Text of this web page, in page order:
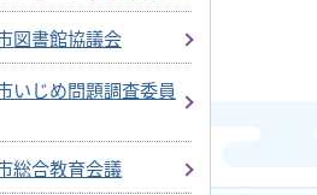
図書館協議会
いじめ問題調査委員
総合教育会議